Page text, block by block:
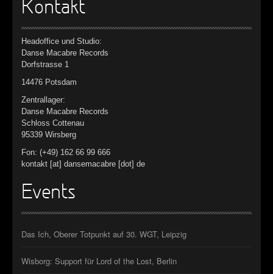
Kontakt
Headoffice und Studio:
Danse Macabre Records
Dorfstrasse 1
14476 Potsdam
Zentrallager:
Danse Macabre Records
Schloss Cottenau
95339 Wirsberg
Fon: (+49) 162 66 99 666
kontakt [at] dansemacabre [dot] de
Events
Das Ich, Oberer Totpunkt auf 30. WGT, Leipzig
Wisborg: Support für Lord of the Lost, Berlin